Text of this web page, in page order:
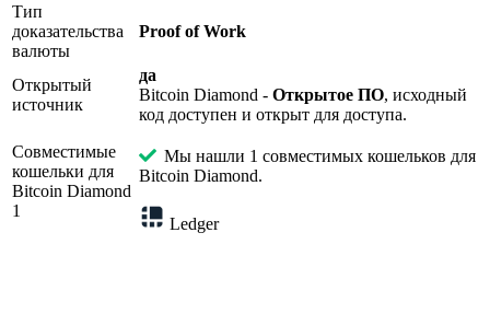
Тип
доказательства
валюты
Proof of Work
Открытый
источник
да
Bitcoin Diamond - Открытое ПО, исходный
код доступен и открыт для доступа.
Совместимые
кошельки для
Bitcoin Diamond
1
Мы нашли 1 совместимых кошельков для
Bitcoin Diamond.
Ledger